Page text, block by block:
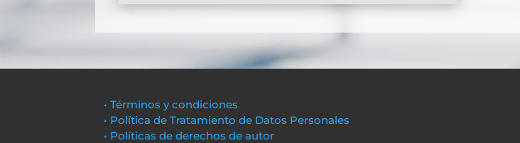
• Términos y condiciones
• Política de Tratamiento de Datos Personales
• Políticas de derechos de autor